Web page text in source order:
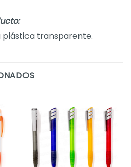
plástica transparente.